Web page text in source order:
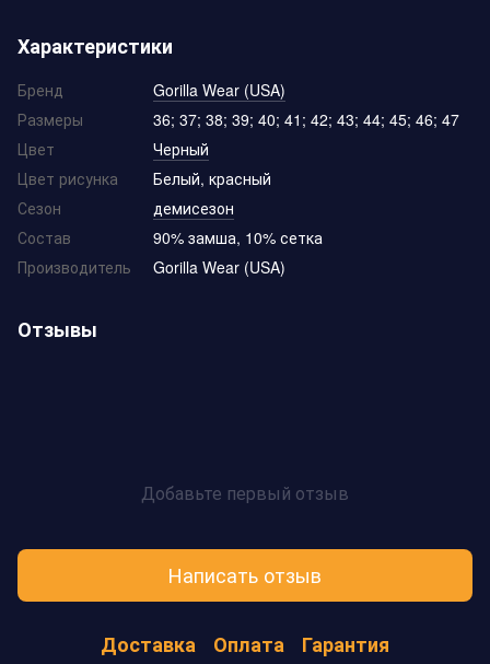
Характеристики
Бренд
Gorilla Wear (USA)
Размеры
36; 37; 38; 39; 40; 41; 42; 43; 44; 45; 46; 47
Цвет
Черный
Цвет рисунка
Белый, красный
Сезон
демисезон
Состав
90% замша, 10% сетка
Производитель
Gorilla Wear (USA)
Отзывы
Добавьте первый отзыв
Написать отзыв
Доставка Оплата Гарантия